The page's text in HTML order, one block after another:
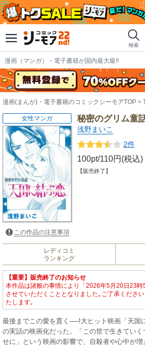
検索
漫画（マンガ）・電子書籍が国内最大級!!
漫画(まんが)・電子書籍のコミックシーモアTOP
秘密のグリム童
浅野まいこ
2件
100pt/110円(税込)
【販売終了】
女性マンガ
この作品の注意事項
レディコミ
ランキング
【重要】販売終了のお知らせ
本作品は諸般の事情により「2026年5月20日23時
させていただくこととなりました｡ご了承くださ
たします｡
最後までこの愛を貫く──!大ヒット映画「天国
の実話の映画化だった。「この世で生きてい
せに」という映画の影響で、自殺者や心中が